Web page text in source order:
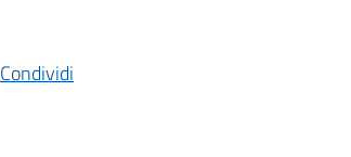
Condividi